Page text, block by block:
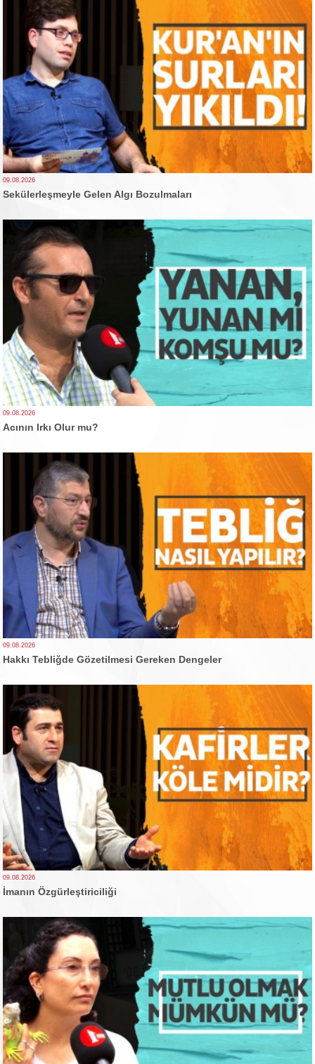
09.08.2026
Sekülerleşmeyle Gelen Algı Bozulmaları
09.08.2026
Acının Irkı Olur mu?
09.08.2026
Hakkı Tebliğde Gözetilmesi Gereken Dengeler
09.08.2026
İmanın Özgürleştiriciliği